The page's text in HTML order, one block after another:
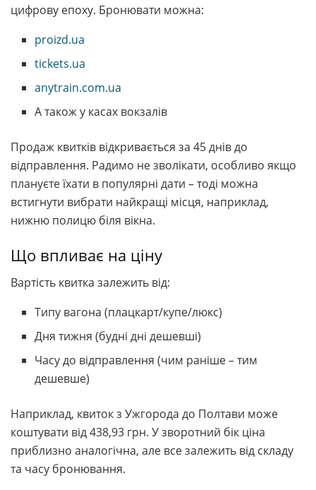
цифрову епоху. Бронювати можна:
proizd.ua
tickets.ua
anytrain.com.ua
А також у касах вокзалів
Продаж квитків відкривається за 45 днів до
відправлення. Радимо не зволікати, особливо якщо
плануєте їхати в популярні дати – тоді можна
встигнути вибрати найкращі місця, наприклад,
нижню полицю біля вікна.
Що впливає на ціну
Вартість квитка залежить від:
Типу вагона (плацкарт/купе/люкс)
Дня тижня (будні дні дешевші)
Часу до відправлення (чим раніше – тим
дешевше)
Наприклад, квиток з Ужгорода до Полтави може
коштувати від 438,93 грн. У зворотний бік ціна
приблизно аналогічна, але все залежить від складу
та часу бронювання.